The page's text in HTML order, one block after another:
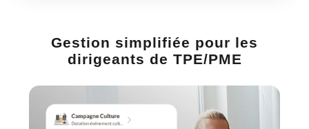
Gestion simplifiée pour les
dirigeants de TPE/PME